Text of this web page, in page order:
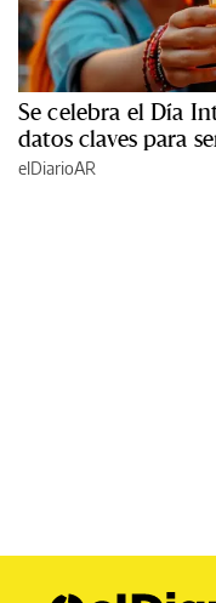
Se celebra el Día
datos claves para
elDiarioAR